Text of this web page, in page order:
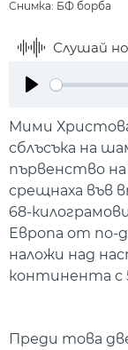
Снимка: БФ борба
Слушай
Мими
сблъсъка на
първенство
срещнаха във
68-
Европа от по-
наложи над
континента с
Преди това